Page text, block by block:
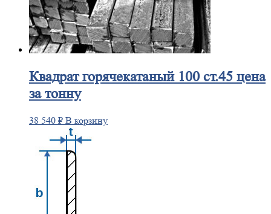
Квадратгорячекатаный 100 ст.45 цена
за тонну
38 540 ₽ В корзину